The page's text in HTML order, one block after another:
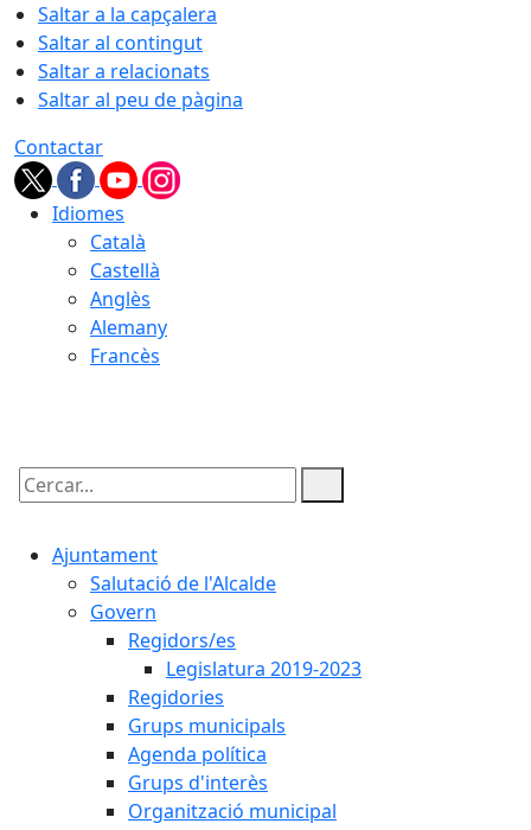
Saltar a la capçalera
Saltar al contingut
Saltar a relacionats
Saltar al peu de pàgina
Contactar
Idiomes
Català
Castellà
Anglès
Alemany
Francès
Cercar:
Ajuntament
Salutació de l'Alcalde
Govern
Regidors/es
Legislatura 2019-2023
Regidories
Grups municipals
Agenda política
Grups d'interès
Organització municipal